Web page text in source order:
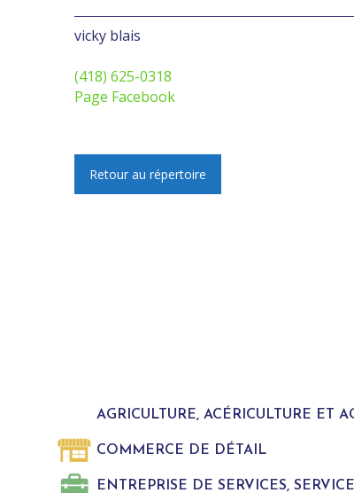
vicky blais
(418) 625-0318
Page Facebook
Retour au répertoire
AGRICULTURE, ACÉRICULTURE ET
COMMERCE DE DÉTAIL
ENTREPRISE DE SERVICES,